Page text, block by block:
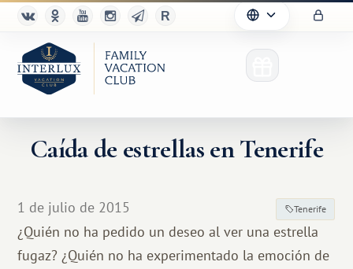
Caída de estrellas en Tenerife
1 de julio de 2015 Tenerife
¿Quién no ha pedido un deseo al ver una estrella
fugaz? ¿Quién no ha experimentado la emoción de